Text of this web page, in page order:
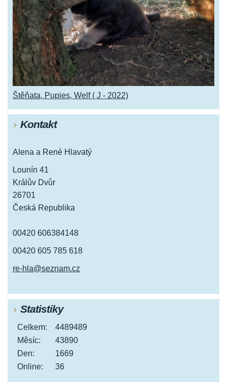
Štěňata, Pupies, Welf ( J - 2022)
Kontakt
Alena a René Hlavatý
Lounín 41
Králův Dvůr
26701
Česká Republika
00420 606384148
00420 605 785 618
re-hla@seznam.cz
Statistiky
Online: 36
Celkem:
4489489
Měsíc:
43890
Den:
1669